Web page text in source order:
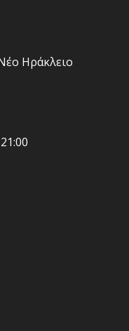
Ηράκλειο